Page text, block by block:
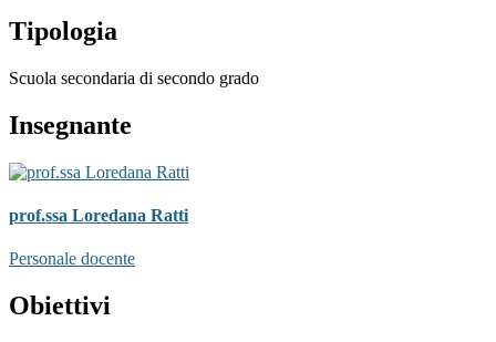
Tipologia
Scuola secondaria di secondo grado
Insegnante
prof.ssa Loredana Ratti
Personale docente
Obiettivi